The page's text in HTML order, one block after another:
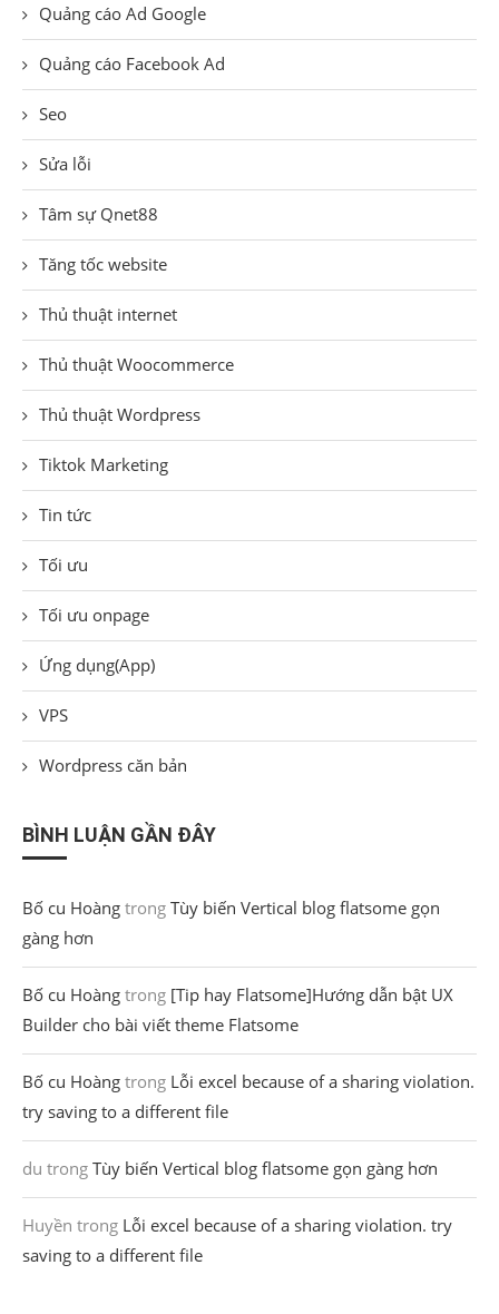
Quảng cáo Ad Google
Quảng cáo Facebook Ad
Seo
Sửa lỗi
Tâm sự Qnet88
Tăng tốc website
Thủ thuật internet
Thủ thuật Woocommerce
Thủ thuật Wordpress
Tiktok Marketing
Tin tức
Tối ưu
Tối ưu onpage
Ứng dụng(App)
VPS
Wordpress căn bản
BÌNH LUẬN GẦN ĐÂY
Bố cu Hoàng trong Tùy biến Vertical blog flatsome gọn
gàng hơn
Bố cu Hoàng trong [Tip hay Flatsome]Hướng dẫn bật UX
Builder cho bài viết theme Flatsome
Bố cu Hoàng trong Lỗi excel because of a sharing violation.
try saving to a different file
du trong Tùy biến Vertical blog flatsome gọn gàng hơn
Huyền trong Lỗi excel because of a sharing violation. try
saving to a different file